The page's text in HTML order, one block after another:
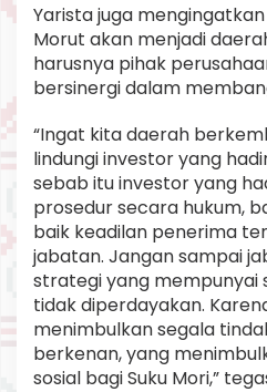
Yarista juga
Morut akan menjadi
harusnya pihak
bersinergi dalam
“Ingat kita daerah
lindungi investor yang
sebab itu investor yang
prosedur secara hukum,
baik keadilan penerima
jabatan. Jangan sampai
strategi yang mempunyai
tidak diperdayakan.
menimbulkan segala
berkenan, yang
sosial bagi Suku Mori,”